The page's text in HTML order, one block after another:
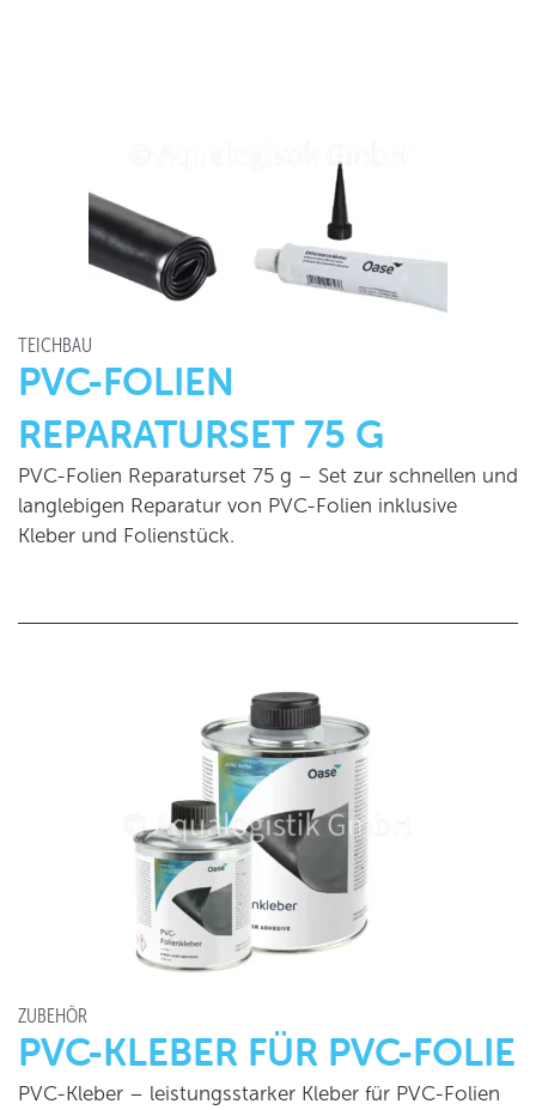
TEICHBAU
PVC-FOLIEN
REPARATURSET 75 G
PVC-Folien Reparaturset 75 g – Set zur schnellen und
langlebigen Reparatur von PVC-Folien inklusive
Kleber und Folienstück.
ZUBEHÖR
PVC-KLEBER FÜR PVC-FOLIE
PVC-Kleber – leistungsstarker Kleber für PVC-Folien